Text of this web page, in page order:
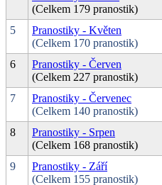
(Celkem 179 pranostik)
5
Pranostiky - Květen
(Celkem 170 pranostik)
6
Pranostiky - Červen
(Celkem 227 pranostik)
7
Pranostiky - Červenec
(Celkem 140 pranostik)
8
Pranostiky - Srpen
(Celkem 168 pranostik)
9
Pranostiky - Září
(Celkem 155 pranostik)